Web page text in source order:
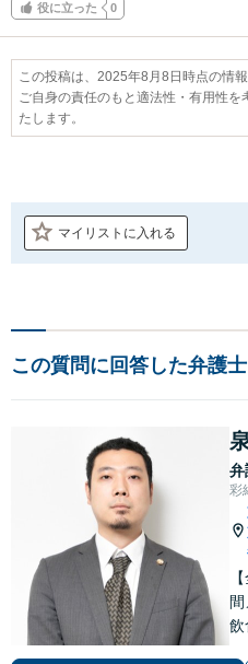
役に立った 0
この投稿は、2025年8月8日時点の情報
ご自身の責任のもと適法性・有用性
たします。
マイリストに入れる
この質問に回答した弁護士
弁
彩
間
飲